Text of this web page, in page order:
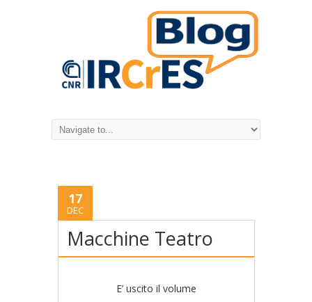
17
DEC
Macchine Teatro
E’ uscito il volume